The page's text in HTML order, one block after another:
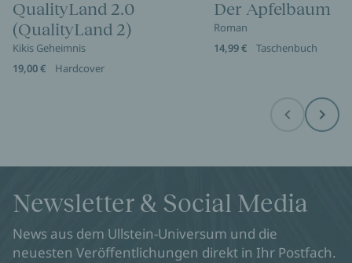
QualityLand 2.0
(QualityLand 2)
Kikis Geheimnis
19,00 €
Hardcover
Der Apfelbaum
Roman
14,99 €
Taschenbuch
Before Next
Newsletter & Social Media
News aus dem Ullstein-Universum und die
neuesten Veröffentlichungen direkt in Ihr Postfach.